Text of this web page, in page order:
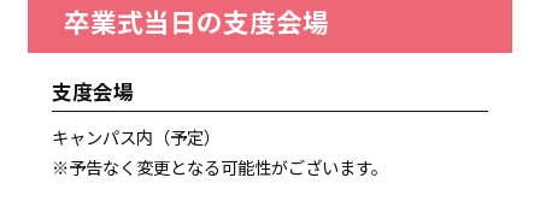
卒業式当日の支度会場
支度会場
キャンパス内（予定）
※予告なく変更となる可能性がございます。